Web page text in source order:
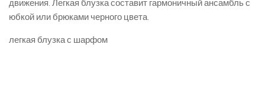
движения. Легкая блузка составит гармоничный ансамбль с
юбкой или брюками черного цвета.
легкая блузка с шарфом